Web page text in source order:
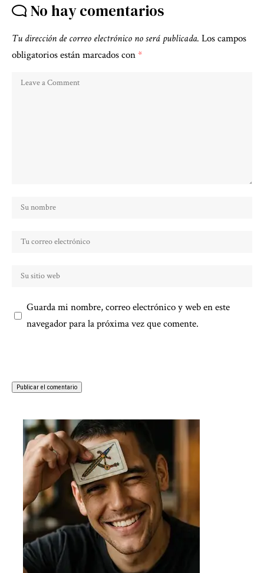
No hay comentarios
Tu dirección de correo electrónico no será publicada. Los campos
obligatorios están marcados con*
Guarda mi nombre, correo electrónico y web en este
navegador para la próxima vez que comente.